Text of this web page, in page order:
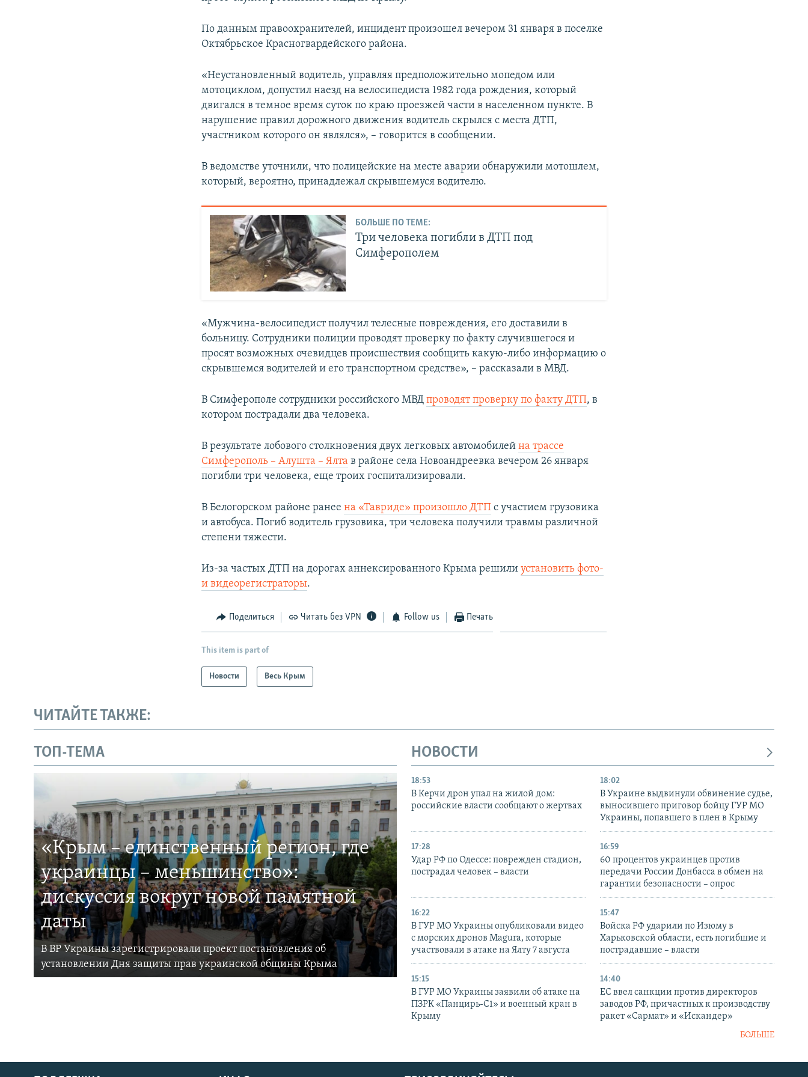
По данным правоохранителей, инцидент произошел вечером 31 января в поселке
Октябрьское Красногвардейского района.
«Неустановленный водитель, управляя предположительно мопедом или
мотоциклом, допустил наезд на велосипедиста 1982 года рождения, который
двигался в темное время суток по краю проезжей части в населенном пункте. В
нарушение правил дорожного движения водитель скрылся с места ДТП,
участником которого он являлся», – говорится в сообщении.
В ведомстве уточнили, что полицейские на месте аварии обнаружили мотошлем,
который, вероятно, принадлежал скрывшемуся водителю.
БОЛЬШЕ ПО ТЕМЕ:
Три человека погибли в ДТП под
Симферополем
«Мужчина-велосипедист получил телесные повреждения, его доставили в
больницу. Сотрудники полиции проводят проверку по факту случившегося и
просят возможных очевидцев происшествия сообщить какую-либо информацию о
скрывшемся водителей и его транспортном средстве», – рассказали в МВД.
В Симферополе сотрудники российского МВДпроводят проверку по факту ДТП, в
котором пострадали два человека.
В результате лобового столкновения двух легковых автомобилейна трассе
Симферополь – Алушта – Ялта в районе села Новоандреевка вечером 26 января
погибли три человека, еще троих госпитализировали.
В Белогорском районе ранеена «Тавриде» произошло ДТП с участием грузовика
и автобуса. Погиб водитель грузовика, три человека получили травмы различной
степени тяжести.
Из-за частых ДТП на дорогах аннексированного Крыма решилиустановить фото-
и видеорегистраторы.​
Поделиться Читать без VPN Follow us Печать
This item is part of
Новости Весь Крым
ЧИТАЙТЕ ТАКЖЕ:
ТОП-ТЕМА
«Крым – единственный регион, где
украинцы – меньшинство»:
дискуссия вокруг новой памятной
даты
В ВР Украины зарегистрировали проект постановления об
установлении Дня защиты прав украинской общины Крыма
НОВОСТИ
18:53
В Керчи дрон упал на жилой дом:
российские власти сообщают о жертвах
18:02
В Украине выдвинули обвинение судье,
выносившего приговор бойцу ГУР МО
Украины, попавшего в плен в Крыму
17:28
Удар РФ по Одессе: поврежден стадион,
пострадал человек – власти
16:59
60 процентов украинцев против
передачи России Донбасса в обмен на
гарантии безопасности – опрос
16:22
В ГУР МО Украины опубликовали видео
с морских дронов Magura, которые
участвовали в атаке на Ялту 7 августа
15:47
Войска РФ ударили по Изюму в
Харьковской области, есть погибшие и
пострадавшие – власти
15:15
В ГУР МО Украины заявили об атаке на
ПЗРК «Панцирь-С1» и военный кран в
Крыму
14:40
ЕС ввел санкции против директоров
заводов РФ, причастных к производству
ракет «Сармат» и «Искандер»
БОЛЬШЕ